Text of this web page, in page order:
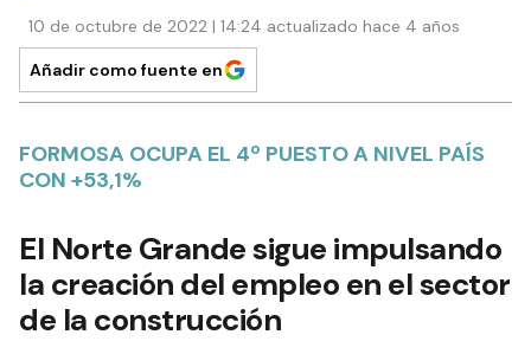
10 de octubre de 2022 | 14:24 actualizado hace 4 años
Añadir como fuente en
FORMOSA OCUPA EL 4º PUESTO A NIVEL PAÍS
CON +53,1%
El Norte Grande sigue impulsando
la creación del empleo en el sector
de la construcción